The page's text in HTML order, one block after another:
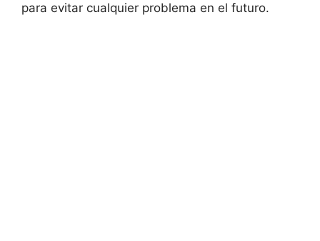
para evitar cualquier problema en el futuro.